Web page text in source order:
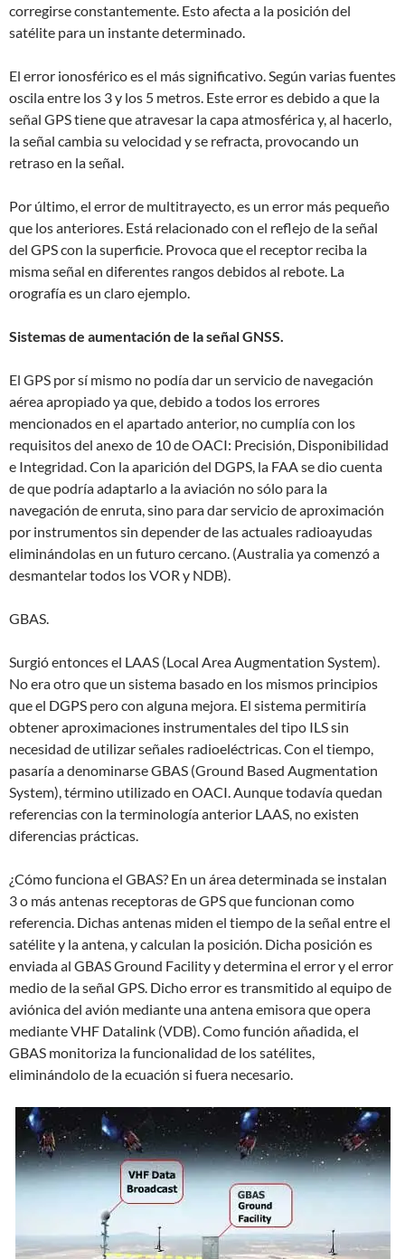
corregirse constantemente. Esto afecta a la posición del
satélite para un instante determinado.
El error ionosférico es el más significativo. Según varias fuentes
oscila entre los 3 y los 5 metros. Este error es debido a que la
señal GPS tiene que atravesar la capa atmosférica y, al hacerlo,
la señal cambia su velocidad y se refracta, provocando un
retraso en la señal.
Por último, el error de multitrayecto, es un error más pequeño
que los anteriores. Está relacionado con el reflejo de la señal
del GPS con la superficie. Provoca que el receptor reciba la
misma señal en diferentes rangos debidos al rebote. La
orografía es un claro ejemplo.
Sistemas de aumentación de la señal GNSS.
El GPS por sí mismo no podía dar un servicio de navegación
aérea apropiado ya que, debido a todos los errores
mencionados en el apartado anterior, no cumplía con los
requisitos del anexo de 10 de OACI: Precisión, Disponibilidad
e Integridad. Con la aparición del DGPS, la FAA se dio cuenta
de que podría adaptarlo a la aviación no sólo para la
navegación de enruta, sino para dar servicio de aproximación
por instrumentos sin depender de las actuales radioayudas
eliminándolas en un futuro cercano. (Australia ya comenzó a
desmantelar todos los VOR y NDB).
GBAS.
Surgió entonces el LAAS (Local Area Augmentation System).
No era otro que un sistema basado en los mismos principios
que el DGPS pero con alguna mejora. El sistema permitiría
obtener aproximaciones instrumentales del tipo ILS sin
necesidad de utilizar señales radioeléctricas. Con el tiempo,
pasaría a denominarse GBAS (Ground Based Augmentation
System), término utilizado en OACI. Aunque todavía quedan
referencias con la terminología anterior LAAS, no existen
diferencias prácticas.
¿Cómo funciona el GBAS? En un área determinada se instalan
3 o más antenas receptoras de GPS que funcionan como
referencia. Dichas antenas miden el tiempo de la señal entre el
satélite y la antena, y calculan la posición. Dicha posición es
enviada al GBAS Ground Facility y determina el error y el error
medio de la señal GPS. Dicho error es transmitido al equipo de
aviónica del avión mediante una antena emisora que opera
mediante VHF Datalink (VDB). Como función añadida, el
GBAS monitoriza la funcionalidad de los satélites,
eliminándolo de la ecuación si fuera necesario.